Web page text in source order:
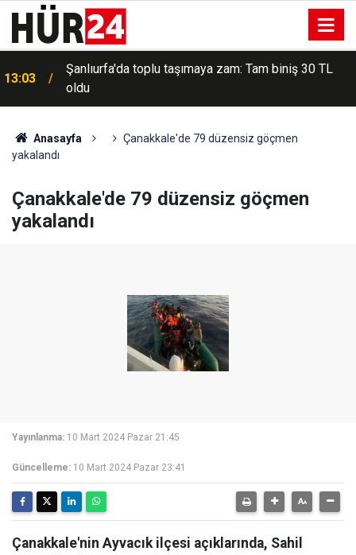
13:03
Şanlıurfa'da toplu taşımaya zam: Tam biniş 30 TL
oldu
Anasayfa
Çanakkale'de 79 düzensiz göçmen
yakalandı
Çanakkale'de 79 düzensiz göçmen
yakalandı
Yayınlanma: 10 Mart 2024 Pazar 21:45
Güncelleme: 10 Mart 2024 Pazar 23:41
Çanakkale'nin Ayvacık ilçesi açıklarında, Sahil